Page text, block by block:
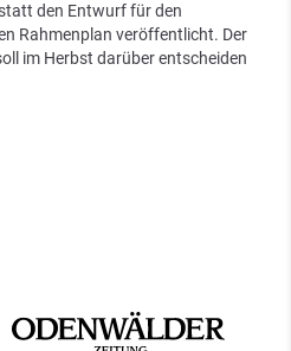
den Entwurf für den
Rahmenplan veröffentlicht. Der
im Herbst darüber entscheiden